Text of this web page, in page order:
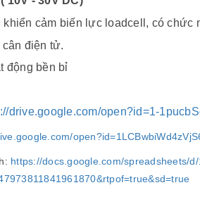
cảm biến lực loadcell, có chức
điện tử.
động bền bỉ
drive.google.com/open?id=1-
https://docs.google.com/spreadsheets/